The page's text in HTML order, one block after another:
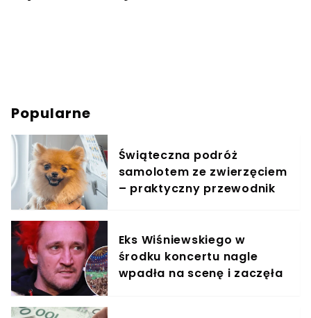
Popularne
Świąteczna podróż
samolotem ze zwierzęciem
– praktyczny przewodnik
Eks Wiśniewskiego w
środku koncertu nagle
wpadła na scenę i zaczęła